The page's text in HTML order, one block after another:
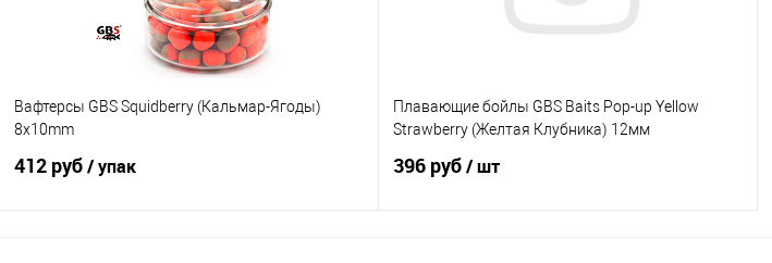
14мм
Вафтерсы GBS Squidberry (Кальмар-Ягоды)
8x10mm
412 руб/ упак
Плавающие бойлы GBS Baits Pop-up Yellow
Strawberry (Желтая Клубника) 12мм
396 руб/ шт